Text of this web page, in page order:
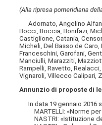
(Alla ripresa pomeridiana
Adornato, Angelino
Bocci, Boccia, Bonifazi,
Castiglione, Catania,
Micheli, Del Basso de Caro,
Franceschini, Garofani,
Manciulli, Marazziti,
Rampelli, Ravetto,
Vignaroli, Villecco Calipari,
Annunzio di proposte di
In data 19 gennaio 2016
MARTELLI: «Norme per
NASTRI: «Istituzione